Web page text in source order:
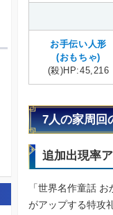
お手伝い人形
(おもちゃ)
(殺)HP:45,216
7人の家周回
追加出現率
「世界名作童話
がアップする特攻